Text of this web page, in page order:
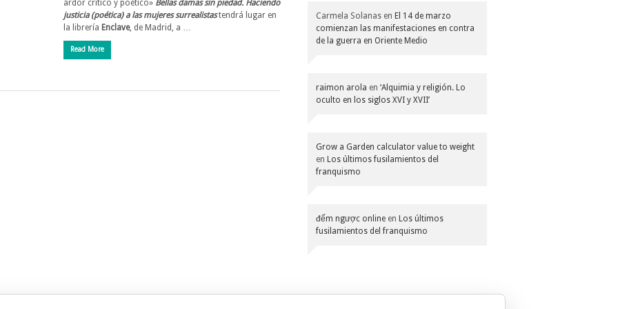
ardor crítico y poético» Bellas damas sin piedad. Haciendo
justicia (poética) a las mujeres surrealistastendrá lugar en
la librería Enclave, de Madrid, a …
Read More
Carmela Solanas en El 14 de marzo
comienzan las manifestaciones en contra
de la guerra en Oriente Medio
raimon arola en ‘Alquimia y religión. Lo
oculto en los siglos XVI y XVII’
Grow a Garden calculator value to weight
en Los últimos fusilamientos del
franquismo
đếm ngược online en Los últimos
fusilamientos del franquismo